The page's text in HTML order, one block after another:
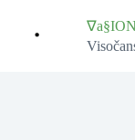
content